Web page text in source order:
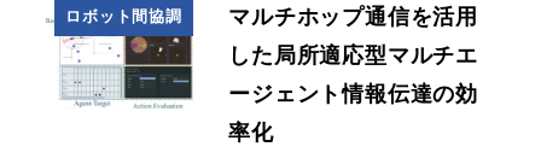
ロボット間協調
マルチホップ通信を活用
した局所適応型マルチエ
ージェント情報伝達の効
率化